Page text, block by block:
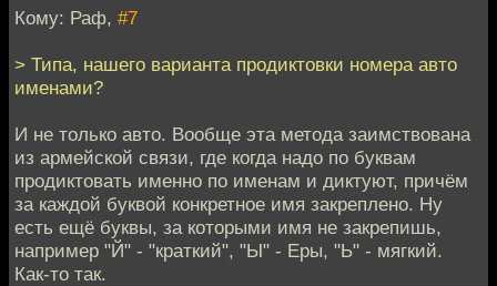
Кому: Раф, #7
> Типа, нашего варианта продиктовки номера авто
именами?
И не только авто. Вообще эта метода заимствована
из армейской связи, где когда надо по буквам
продиктовать именно по именам и диктуют, причём
за каждой буквой конкретное имя закреплено. Ну
есть ещё буквы, за которыми имя не закрепишь,
например "Й" - "краткий", "Ы" - Еры, "Ь" - мягкий.
Как-то так.